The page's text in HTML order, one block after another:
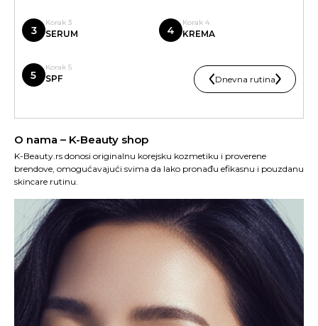
Korak 3
SERUM
Korak 4
KREMA
Korak 5
SPF Dnevna rutina
O nama – K-Beauty shop
K-Beauty.rs donosi originalnu korejsku kozmetiku i proverene
brendove, omogućavajući svima da lako pronađu efikasnu i pouzdanu
skincare rutinu.